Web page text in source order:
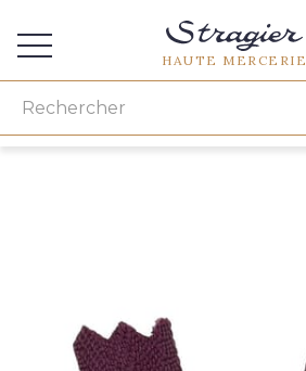
HAUTE MERCERIE